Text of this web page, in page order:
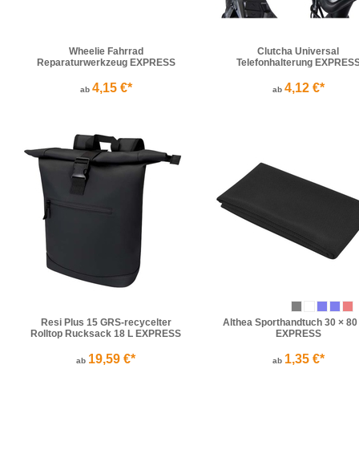
Wheelie Fahrrad
Reparaturwerkzeug EXPRESS
ab 4,15 €*
Clutcha Universal
Telefonhalterung
ab 4,12 €*
Resi Plus 15 GRS-recycelter
Rolltop Rucksack 18 L EXPRESS
ab 19,59 €*
Althea Sporthandtuch 30 ×
EXPRESS
ab 1,35 €*